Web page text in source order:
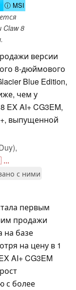
ⓘ MSI
Claw 8
версии
8-дюймового
Blue Edition,
чем у
AI+ CG3EM,
выпущенной
...
с ними
первым
продажи
на базе
на цену в 1
AI+ CG3EM
с более